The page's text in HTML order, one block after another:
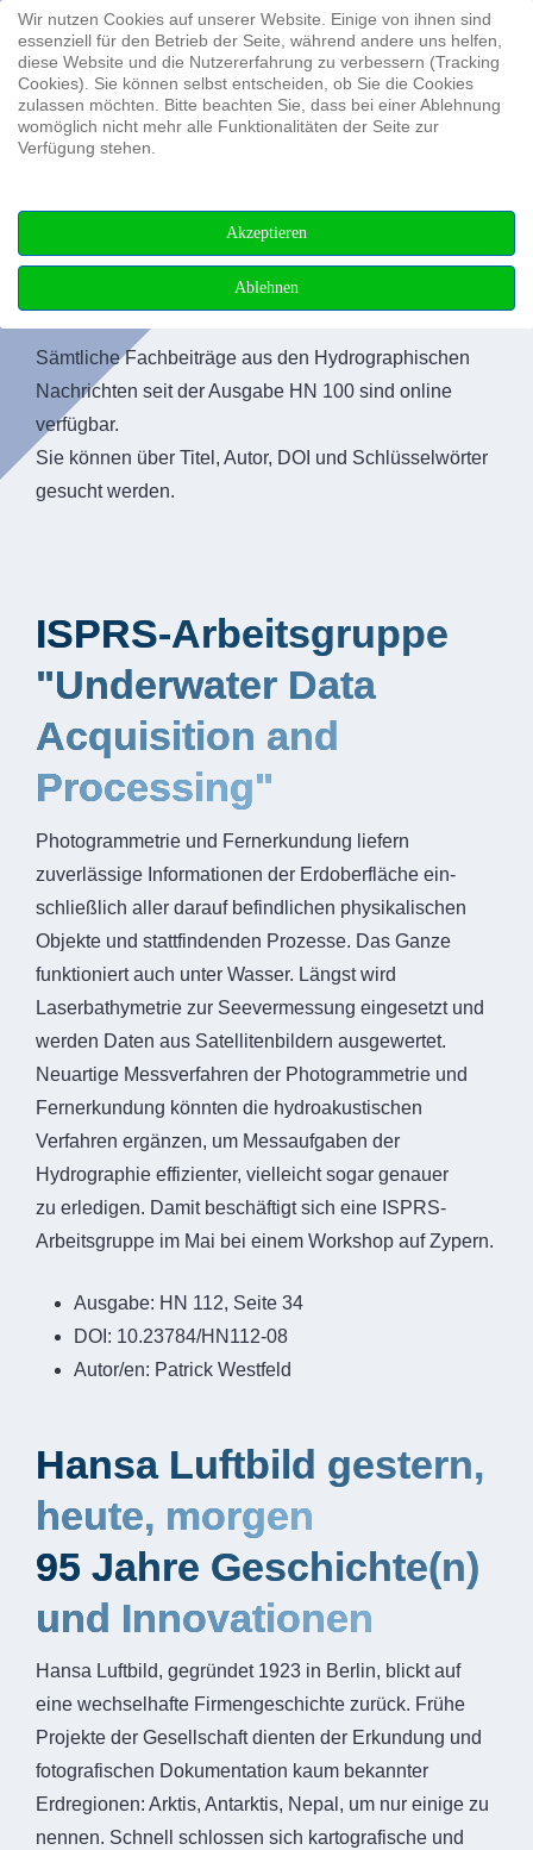
Suchen ...
Fachbeiträge
Sämtliche Fachbeiträge aus den Hydrographischen
Nachrichten seit der Ausgabe HN 100 sind online
verfügbar.
Sie können über Titel, Autor, DOI und Schlüsselwörter
gesucht werden.
ISPRS-Arbeitsgruppe
"Underwater Data
Acquisition and
Processing"
Photogrammetrie und Fernerkundung liefern
zuverlässige Informationen der Erdoberfläche ein-
schließlich aller darauf befindlichen physikalischen
Objekte und stattfindenden Prozesse. Das Ganze
funktioniert auch unter Wasser. Längst wird
Laserbathymetrie zur Seevermessung eingesetzt und
werden Daten aus Satellitenbildern ausgewertet.
Neuartige Messverfahren der Photogrammetrie und
Fernerkundung könnten die hydroakustischen
Verfahren ergänzen, um Messaufgaben der
Hydrographie effizienter, vielleicht sogar genauer
zu erledigen. Damit beschäftigt sich eine ISPRS-
Arbeitsgruppe im Mai bei einem Workshop auf Zypern.
Ausgabe: HN 112, Seite 34
DOI: 10.23784/HN112-08
Autor/en: Patrick Westfeld
Hansa Luftbild gestern,
heute, morgen
95 Jahre Geschichte(n)
und Innovationen
Hansa Luftbild, gegründet 1923 in Berlin, blickt auf
eine wechselhafte Firmengeschichte zurück. Frühe
Projekte der Gesellschaft dienten der Erkundung und
fotografischen Dokumentation kaum bekannter
Erdregionen: Arktis, Antarktis, Nepal, um nur einige zu
nennen. Schnell schlossen sich kartografische und
Wir nutzen Cookies auf unserer Website. Einige von ihnen sind
essenziell für den Betrieb der Seite, während andere uns helfen,
diese Website und die Nutzererfahrung zu verbessern (Tracking
Cookies). Sie können selbst entscheiden, ob Sie die Cookies
zulassen möchten. Bitte beachten Sie, dass bei einer Ablehnung
womöglich nicht mehr alle Funktionalitäten der Seite zur
Verfügung stehen.
Akzeptieren
Ablehnen